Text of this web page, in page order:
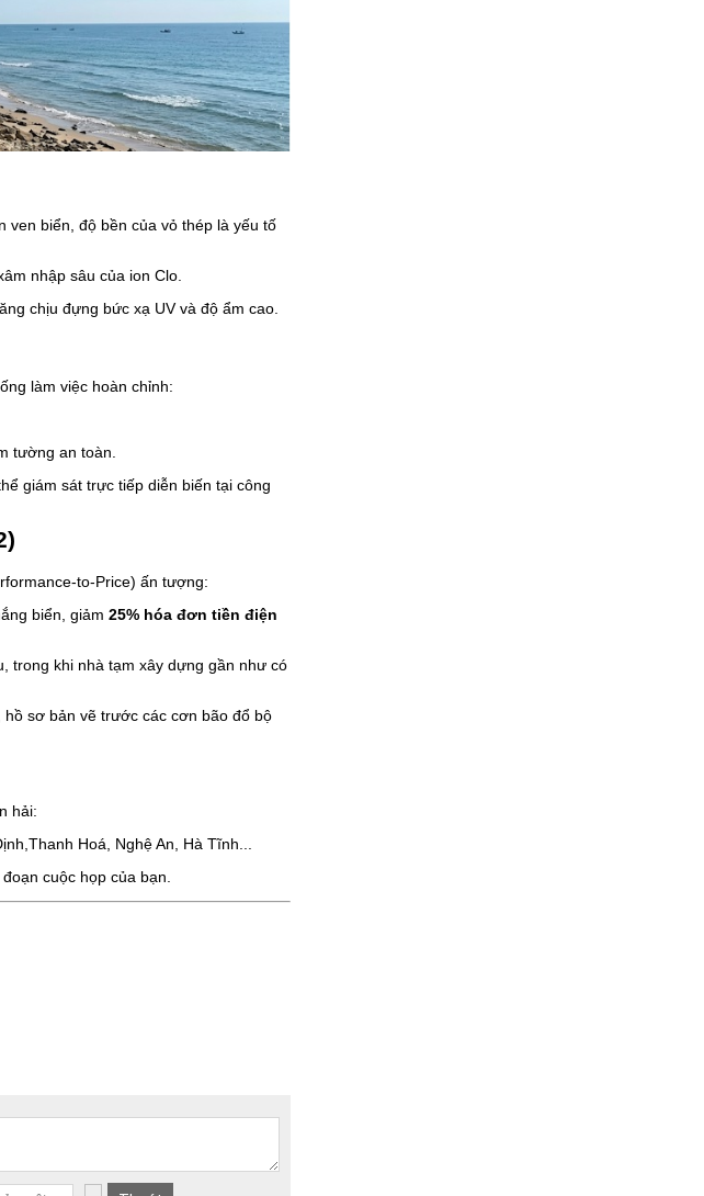
ven biển, độ bền của vỏ thép là yếu tố
nhập sâu của ion Clo.
chịu đựng bức xạ UV và độ ẩm cao.
làm việc hoàn chỉnh:
tường an toàn.
giám sát trực tiếp diễn biến tại công
to-Price) ấn tượng:
biển, giảm 25% hóa đơn tiền điện
trong khi nhà tạm xây dựng gần như có
sơ bản vẽ trước các cơn bão đổ bộ
hải:
Hoá, Nghệ An, Hà Tĩnh...
cuộc họp của bạn.